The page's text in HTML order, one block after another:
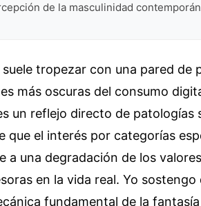
de la masculinidad
tropezar con una pared de
más oscuras del consumo
un reflejo directo de patologías
que el interés por categorías
a una degradación de los
en la vida real. Yo sostengo
fundamental de la